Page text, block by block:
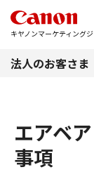
キヤノンマーケティング
法人のお客さま
エアベ
事項